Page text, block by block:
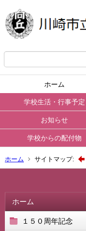
ホーム
学校生活・行事予定
お知らせ
学校からの配付物
ホーム サイトマップ:
ホーム
１５０周年記念